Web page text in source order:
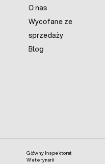
O nas
Wycofane ze
sprzedaży
Blog
Główny Inspektorat
Weterynarii